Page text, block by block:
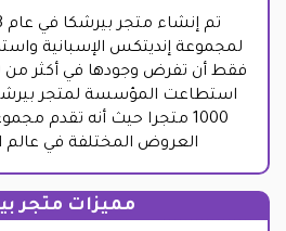
لمجموعة إنديتكس الإسبانية
استطاعت المؤسسة لمتجر
1000 متجرا حيث أنه تقدم
العروض المختلفة في عالم
مميزات متجر